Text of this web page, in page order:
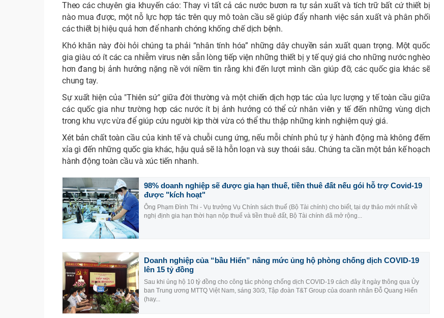
Theo các chuyên gia khuyến cáo: Thay vì tất cả các nước bươn ra tự sản xuất và tích trữ bất cứ thiết bị
nào mua được, một nỗ lực hợp tác trên quy mô toàn cầu sẽ giúp đẩy nhanh việc sản xuất và phân phối
các thiết bị hiệu quả hơn để nhanh chóng khống chế dịch bệnh.
Khó khăn này đòi hỏi chúng ta phải “nhân tính hóa” những dây chuyền sản xuất quan trọng. Một quốc
gia giàu có ít các ca nhiễm virus nên sẵn lòng tiếp viện những thiết bị y tế quý giá cho những nước nghèo
hơn đang bị ảnh hưởng nặng nề với niềm tin rằng khi đến lượt mình cần giúp đỡ, các quốc gia khác sẽ
chung tay.
Sự xuất hiện của "Thiên sứ" giữa đời thường và một chiến dịch hợp tác của lực lượng y tế toàn cầu giữa
các quốc gia như trường hợp các nước ít bị ảnh hưởng có thể cử nhân viên y tế đến những vùng dịch
trong khu vực vừa để giúp cứu người kịp thời vừa có thể thu thập những kinh nghiệm quý giá.
Xét bản chất toàn cầu của kinh tế và chuỗi cung ứng, nếu mỗi chính phủ tự ý hành động mà không đếm
xỉa gì đến những quốc gia khác, hậu quả sẽ là hỗn loạn và suy thoái sâu. Chúng ta cần một bản kế hoạch
hành động toàn cầu và xúc tiến nhanh.
98% doanh nghiệp sẽ được gia hạn thuế, tiền thuê đất nếu gói hỗ trợ Covid-19
được "kích hoạt"
Ông Phạm Đình Thi - Vụ trưởng Vụ Chính sách thuế (Bộ Tài chính) cho biết, tại dự thảo mới nhất về
nghị định gia hạn thời hạn nộp thuế và tiền thuê đất, Bộ Tài chính đã mở rộng...
Doanh nghiệp của “bầu Hiển” nâng mức ủng hộ phòng chống dịch COVID-19
lên 15 tỷ đồng
Sau khi ủng hộ 10 tỷ đồng cho công tác phòng chống dịch COVID-19 cách đây ít ngày thông qua Ủy
ban Trung ương MTTQ Việt Nam, sáng 30/3, Tập đoàn T&T Group của doanh nhân Đỗ Quang Hiển
(hay...